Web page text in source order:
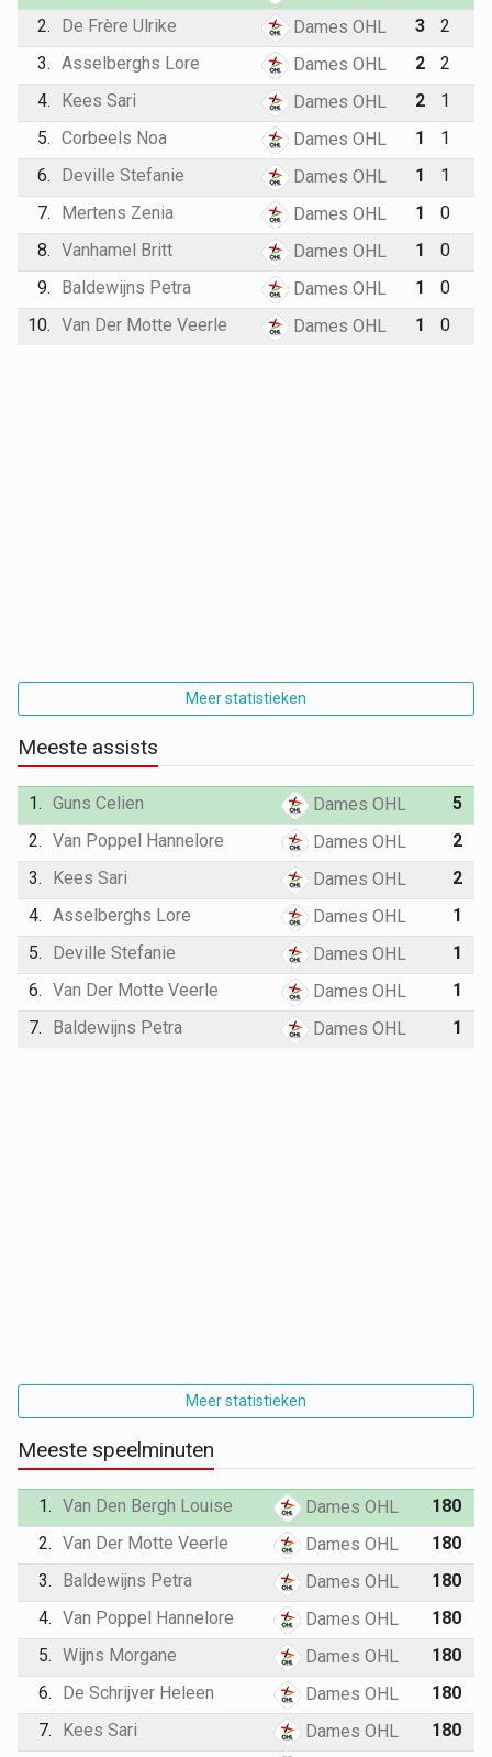
2.
De Frère Ulrike Dames OHL 3
2
3. Asselberghs Lore Dames OHL 2
2
4.
Kees Sari Dames OHL 2
1
5. Corbeels Noa Dames OHL 1
1
6.
Deville Stefanie Dames OHL 1
1
7.
Mertens Zenia Dames OHL 1
0
8. Vanhamel Britt Dames OHL 1
0
9.
Baldewijns Petra Dames OHL 1
0
10. Van Der Motte Veerle Dames OHL 1 0
Meer statistieken
Meeste assists
1. Guns Celien Dames OHL
5
2. Van Poppel Hannelore Dames OHL
2
3.
Kees Sari Dames OHL
2
4. Asselberghs Lore Dames OHL
1
5.
Deville Stefanie Dames OHL
1
6. Van Der Motte Veerle Dames OHL
1
7.
Baldewijns Petra Dames OHL 1
Meer statistieken
Meeste speelminuten
1. Van Den Bergh Louise Dames OHL
180
2. Van Der Motte Veerle Dames OHL
180
3.
Baldewijns Petra Dames OHL
180
4. Van Poppel Hannelore Dames OHL
180
5. Wijns Morgane Dames OHL
180
6.
De Schrijver Heleen Dames OHL
180
7.
Kees Sari Dames OHL
180